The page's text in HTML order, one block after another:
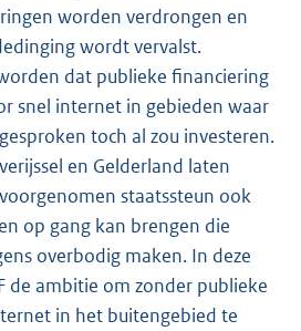
worden verdrongen en
wordt vervalst.
dat publieke financiering
snel internet in gebieden waar
toch al zou investeren.
en Gelderland laten
staatssteun ook
op gang kan brengen die
overbodig maken. In deze
de ambitie om zonder publieke
in het buitengebied te